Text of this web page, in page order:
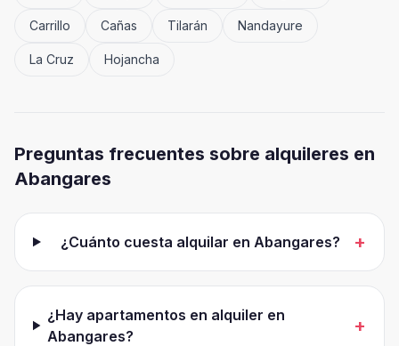
Carrillo Cañas Tilarán Nandayure
La Cruz Hojancha
Preguntas frecuentes sobre alquileres en
Abangares
¿Cuánto cuesta alquilar en Abangares? +
¿Hay apartamentos en alquiler en
Abangares?
+